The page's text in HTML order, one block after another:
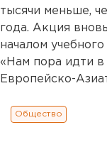
тысячи меньше,
года. Акция
началом
«Нам пора идти в
Европейско-
Общество